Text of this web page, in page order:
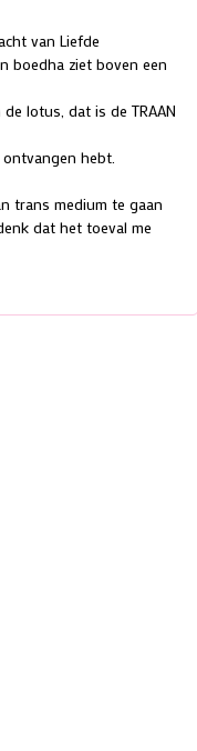
van Liefde
boedha ziet boven een
lotus, dat is de TRAAN
hebt.
trans medium te gaan
dat het toeval me